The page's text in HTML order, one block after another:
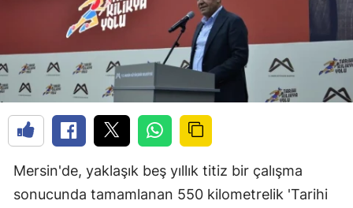
Mersin'de, yaklaşık beş yıllık titiz bir çalışma
sonucunda tamamlanan 550 kilometrelik 'Tarihi